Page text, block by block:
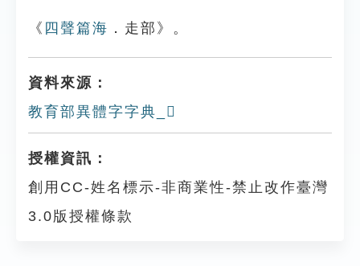
《 四聲篇海 ．走部》。
資料來源：
教育部異體字字典_𧺇
授權資訊：
創用CC-姓名標示-非商業性-禁止改作臺灣
3.0版授權條款